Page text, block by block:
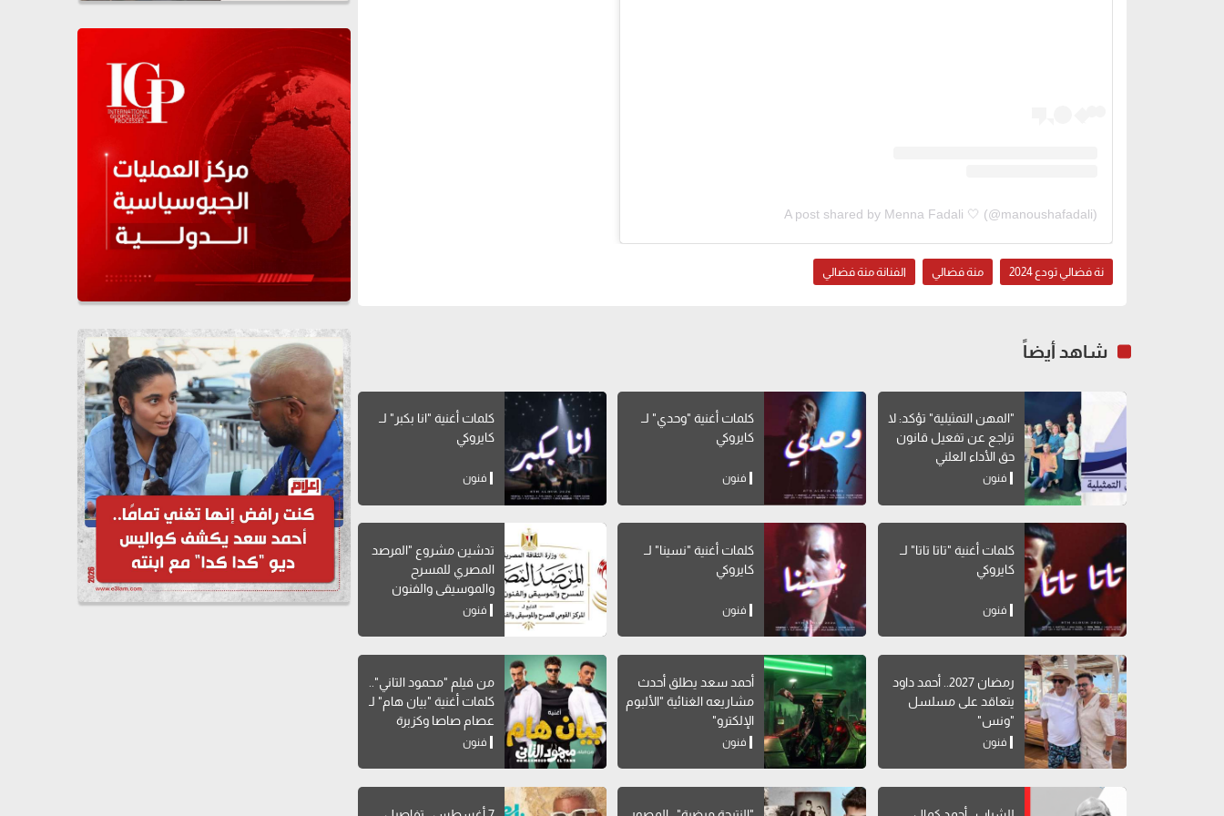
A post shared by Menna Fadali 🤍 (@manoushafadali)
نة فضالي تودع 2024 منة فضالي الفنانة منة فضالي
شاهد أيضاً
"المهن التمثيلية" تؤكد: لا
تراجع عن تفعيل قانون
حق الأداء العلني
فنون
كلمات أغنية "وحدي" لــ
كايروكي
فنون
كلمات أغنية "انا بكبر" لــ
كايروكي
فنون
كلمات أغنية "تاتا تاتا" لــ
كايروكي
فنون
كلمات أغنية "نسينا" لــ
كايروكي
فنون
تدشين مشروع "المرصد
المصري للمسرح
والموسيقى والفنون
الشعبية"
فنون
رمضان 2027.. أحمد داود
يتعاقد على مسلسل
"ونس"
فنون
أحمد سعد يطلق أحدث
مشاريعه الغنائية "الألبوم
الإلكترو"
فنون
من فيلم "محمود التاني"..
كلمات أغنية "بيان هام" لـ
عصام صاصا وكزبرة
فنون